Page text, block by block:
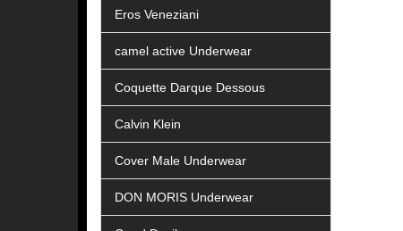
Eros Veneziani
camel active Underwear
Coquette Darque Dessous
Calvin Klein
Cover Male Underwear
DON MORIS Underwear